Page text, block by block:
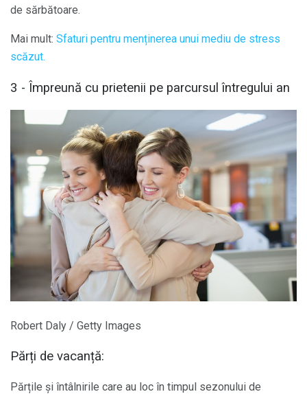
de sărbătoare.
Mai mult: Sfaturi pentru menținerea unui mediu de stress
scăzut.
3 - Împreună cu prietenii pe parcursul întregului an
Robert Daly / Getty Images
Părți de vacanță:
Părțile și întâlnirile care au loc în timpul sezonului de